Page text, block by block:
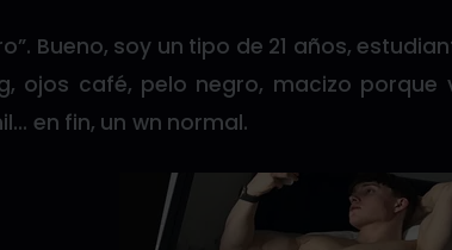
Bueno, soy un tipo de 21 años,
ojos café, pelo negro, macizo
en fin, un wn normal.